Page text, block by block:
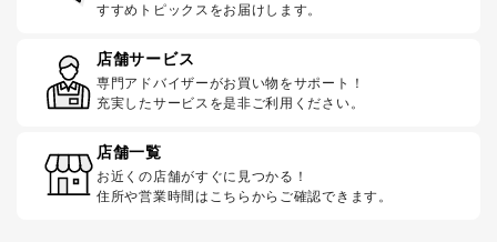
すすめトピックスをお届けします。
店舗サービス
専門アドバイザーがお買い物をサポート！
充実したサービスを是非ご利用ください。
店舗一覧
お近くの店舗がすぐに見つかる！
住所や営業時間はこちらからご確認できます。